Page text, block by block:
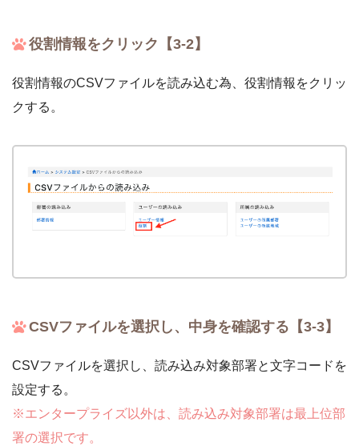
役割情報をクリック【3-2】
役割情報のCSVファイルを読み込む為、役割情報をクリッ
クする。
CSVファイルを選択し、中身を確認する【3-3】
CSVファイルを選択し、読み込み対象部署と文字コードを
設定する。
※エンタープライズ以外は、読み込み対象部署は最上位部
署の選択です。